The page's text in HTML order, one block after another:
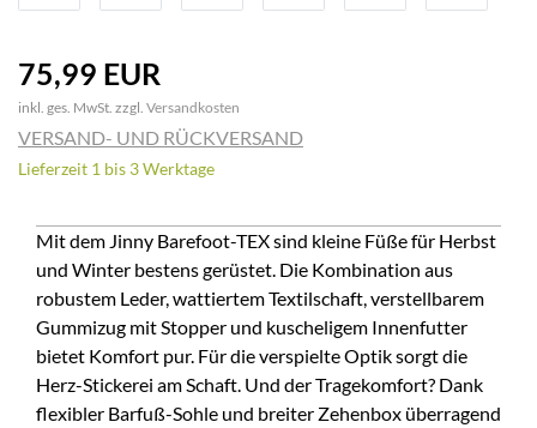
75,99 EUR
inkl. ges. MwSt. zzgl. Versandkosten
VERSAND- UND RÜCKVERSAND
Lieferzeit 1 bis 3 Werktage
Mit dem Jinny Barefoot-TEX sind kleine Füße für Herbst
und Winter bestens gerüstet. Die Kombination aus
robustem Leder, wattiertem Textilschaft, verstellbarem
Gummizug mit Stopper und kuscheligem Innenfutter
bietet Komfort pur. Für die verspielte Optik sorgt die
Herz-Stickerei am Schaft. Und der Tragekomfort? Dank
flexibler Barfuß-Sohle und breiter Zehenbox überragend